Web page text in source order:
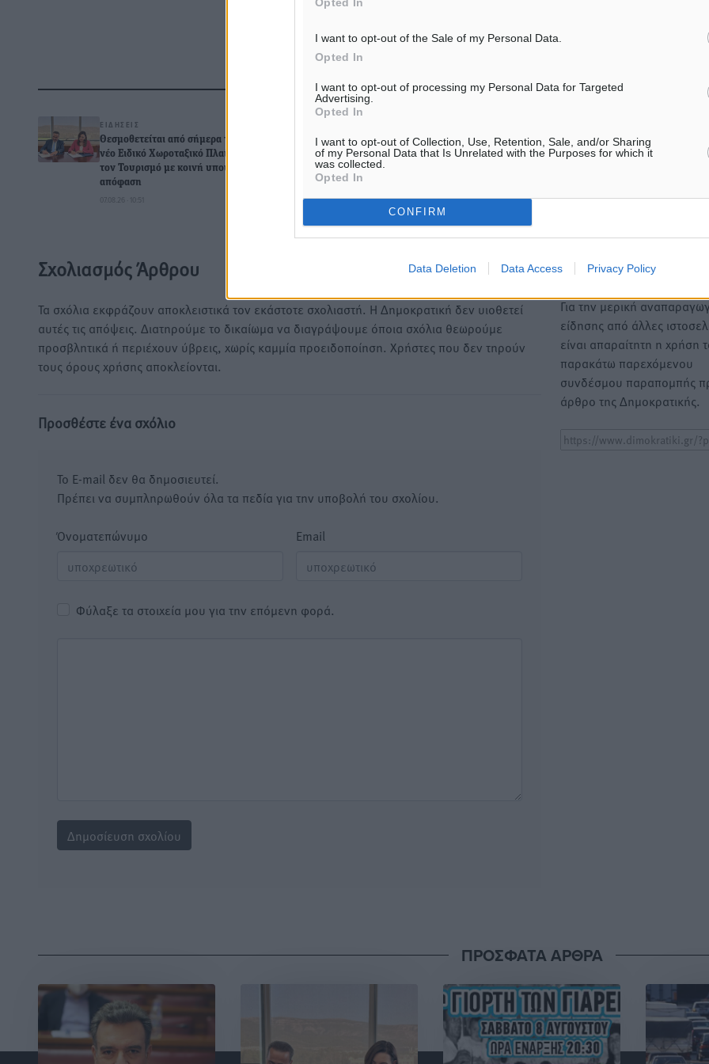
I want to opt-out of the Sale of my Personal Data.
Opted In
I want to opt-out of processing my Personal Data for Targeted
Advertising.
Opted In
I want to opt-out of Collection, Use, Retention, Sale, and/or Sharing
of my Personal Data that Is Unrelated with the Purposes for which it
was collected.
Opted In
CONFIRM
Data Deletion Data Access Privacy Policy
ΔΙΑΒΑΣΕ ΕΠΙΣΗΣ
ΕΙΔΉΣΕΙΣ
Θεσμοθετείται από σήμερα το
νέο Ειδικό Χωροταξικό Πλαίσιο για
τον Τουρισμό με κοινή υπουργική
απόφαση
07.08.26 · 10:51
«Στέρεψε» η αγορά από
πινακίδες κυκλοφορίας:
Χιλιάδες αυτοκίνητα
παραμένουν αταξινόμητα –
Λύση αναζητά το υπουργείο
07.08.26 · 09:36
Νέες τουρκικές
Αιγαίο – Μία εμπλοκή με
Σχολιασμός Άρθρου
Τα σχόλια εκφράζουν αποκλειστικά τον εκάστοτε σχολιαστή. Η Δημοκρατική δεν υιοθετεί
αυτές τις απόψεις. Διατηρούμε το δικαίωμα να διαγράψουμε όποια σχόλια θεωρούμε
προσβλητικά ή περιέχουν ύβρεις, χωρίς καμμία προειδοποίηση. Χρήστες που δεν τηρούν
τους όρους χρήσης αποκλείονται.
Προσθέστε ένα σχόλιο
Το E-mail δεν θα δημοσιευτεί.
Πρέπει να συμπληρωθούν όλα τα πεδία για την υποβολή του σχολίου.
Όνοματεπώνυμο Email
Φύλαξε τα στοιχεία μου για την επόμενη φορά.
Υπενθύμιση:
Για την μερική
είδησης από άλλες
είναι απαραίτητη η χρήση
παρακάτω παρεχόμενου
συνδέσμου παραπομπής
άρθρο της Δημοκρατικής.
ΠΡΟΣΦΑΤΑ ΑΡΘΡΑ